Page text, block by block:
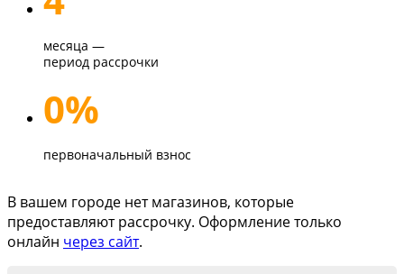
месяца —
период рассрочки
0%
первоначальный взнос
В вашем городе нет магазинов, которые
предоставляют рассрочку. Оформление только
онлайн через сайт.